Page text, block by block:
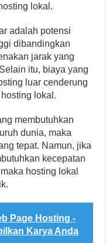
lokal.
adalah potensi
dibandingkan
jarak yang
itu, biaya yang
luar cenderung
lokal.
membutuhkan
dunia, maka
tepat. Namun, jika
kecepatan
hosting lokal
Page Hosting -
Karya Anda